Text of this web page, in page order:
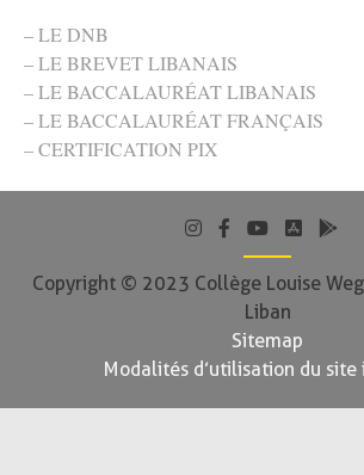
– LE DNB
– LE BREVET LIBANAIS
– LE BACCALAURÉAT LIBANAIS
– LE BACCALAURÉAT FRANÇAIS
– CERTIFICATION PIX
Copyright © 2023 Collège Louise
Liban
Sitemap
Modalités d’utilisation du